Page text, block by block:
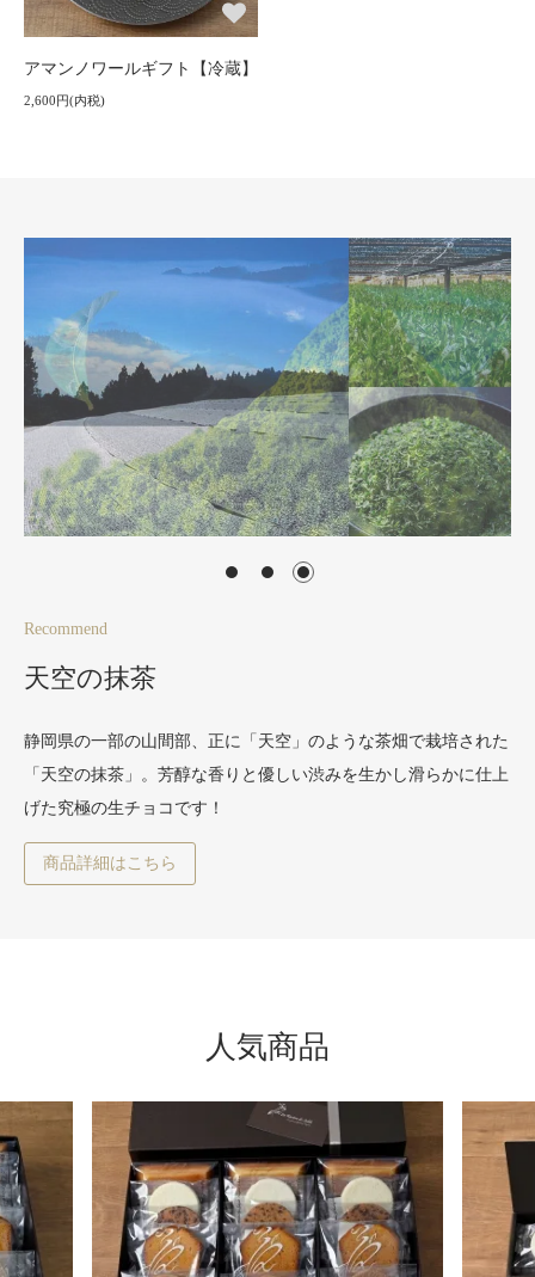
アマンノワールギフト【冷蔵】
2,600円(内税)
Recommend
天空の抹茶
静岡県の一部の山間部、正に「天空」のような茶畑で栽培された
「天空の抹茶」。芳醇な香りと優しい渋みを生かし滑らかに仕上
げた究極の生チョコです！
商品詳細はこちら
人気商品